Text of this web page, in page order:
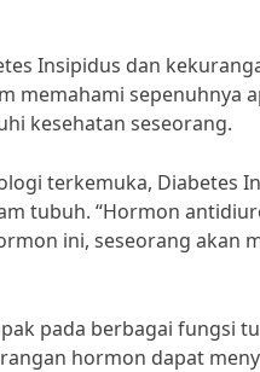
Insipidus dan
memahami sepenuhnya
kesehatan seseorang.
terkemuka, Diabetes
tubuh. “Hormon
ini, seseorang akan
pada berbagai fungsi
hormon dapat